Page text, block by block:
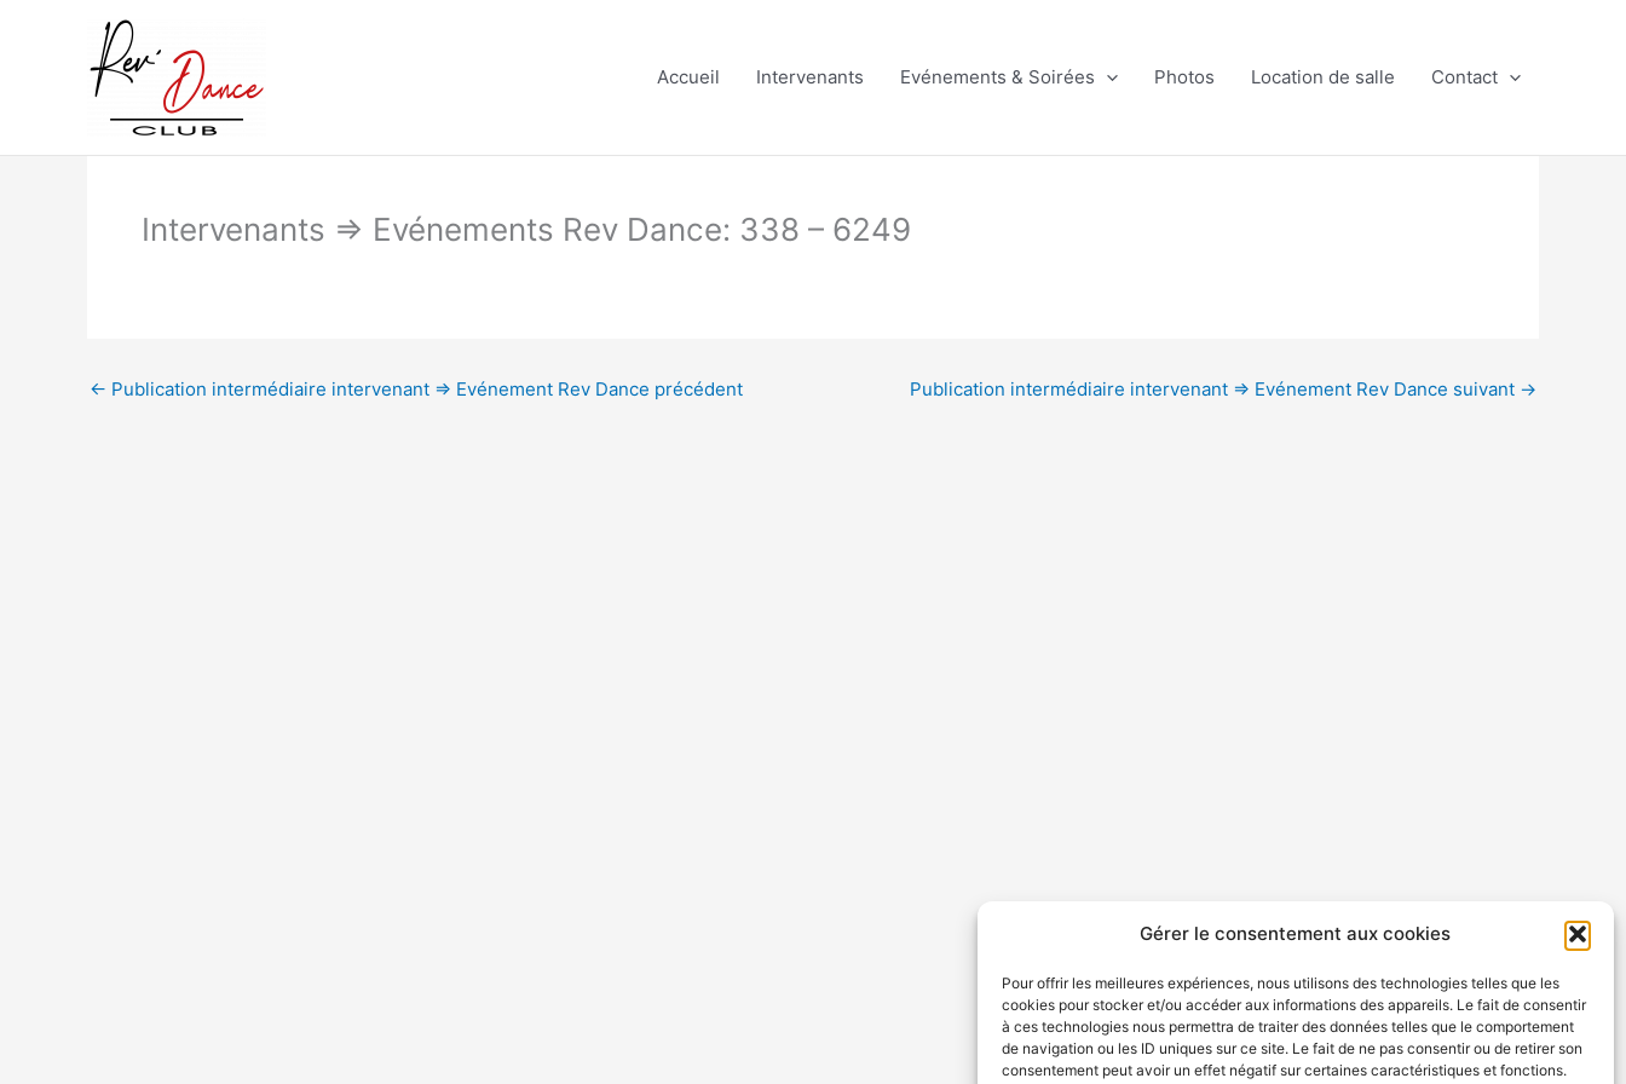
Gérer le consentement aux cookies
Pour offrir les meilleures expériences, nous utilisons des technologies telles que les
cookies pour stocker et/ou accéder aux informations des appareils. Le fait de consentir
à ces technologies nous permettra de traiter des données telles que le comportement
de navigation ou les ID uniques sur ce site. Le fait de ne pas consentir ou de retirer son
consentement peut avoir un effet négatif sur certaines caractéristiques et fonctions.
Accueil Intervenants Evénements & Soirées Photos Location de salle Contact
Intervenants => Evénements Rev Dance: 338 – 6249
← Publication intermédiaire intervenant => Evénement Rev Dance précédent Publication intermédiaire intervenant => Evénement Rev Dance suivant →